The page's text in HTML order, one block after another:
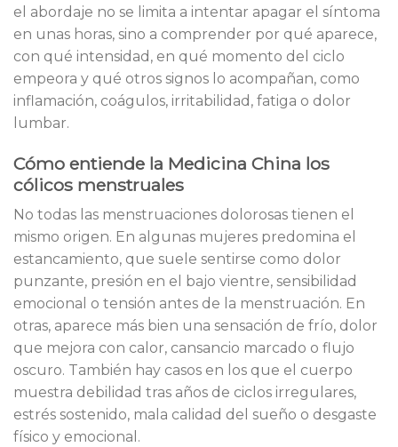
el abordaje no se limita a intentar apagar el síntoma
en unas horas, sino a comprender por qué aparece,
con qué intensidad, en qué momento del ciclo
empeora y qué otros signos lo acompañan, como
inflamación, coágulos, irritabilidad, fatiga o dolor
lumbar.
Cómo entiende la Medicina China los
cólicos menstruales
No todas las menstruaciones dolorosas tienen el
mismo origen. En algunas mujeres predomina el
estancamiento, que suele sentirse como dolor
punzante, presión en el bajo vientre, sensibilidad
emocional o tensión antes de la menstruación. En
otras, aparece más bien una sensación de frío, dolor
que mejora con calor, cansancio marcado o flujo
oscuro. También hay casos en los que el cuerpo
muestra debilidad tras años de ciclos irregulares,
estrés sostenido, mala calidad del sueño o desgaste
físico y emocional.